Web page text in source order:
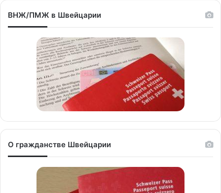
ВНЖ/ПМЖ в Швейцарии
О гражданстве Швейцарии